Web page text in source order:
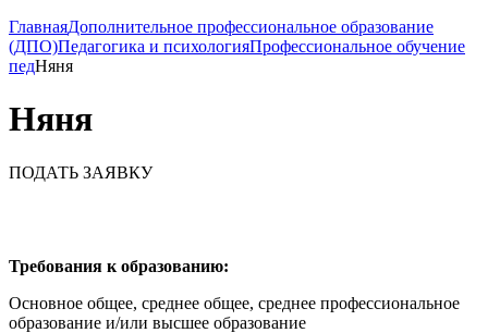
ГлавнаяДополнительное профессиональное образование
(ДПО)Педагогика и психологияПрофессиональное обучение
педНяня
Няня
ПОДАТЬ ЗАЯВКУ
Требования к образованию:
Основное общее, среднее общее, среднее профессиональное
образование и/или высшее образование